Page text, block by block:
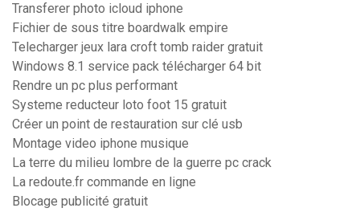
Transferer photo icloud iphone
Fichier de sous titre boardwalk empire
Telecharger jeux lara croft tomb raider gratuit
Windows 8.1 service pack télécharger 64 bit
Rendre un pc plus performant
Systeme reducteur loto foot 15 gratuit
Créer un point de restauration sur clé usb
Montage video iphone musique
La terre du milieu lombre de la guerre pc crack
La redoute.fr commande en ligne
Blocage publicité gratuit